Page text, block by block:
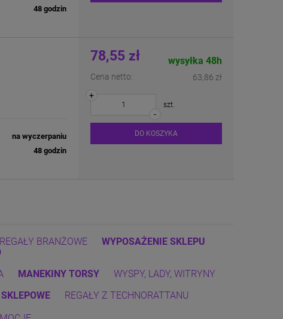
48 godzin
na wyczerpaniu
48 godzin
78,55 zł
Cena netto: 63,86 zł
wysyłka 48h
-
+
szt.
DO KOSZYKA
REGAŁY BRANŻOWE
WYPOSAŻENIE SKLEPU
MANEKINY TORSY
WYSPY, LADY, WITRYNY
REGAŁY Z TECHNORATTANU